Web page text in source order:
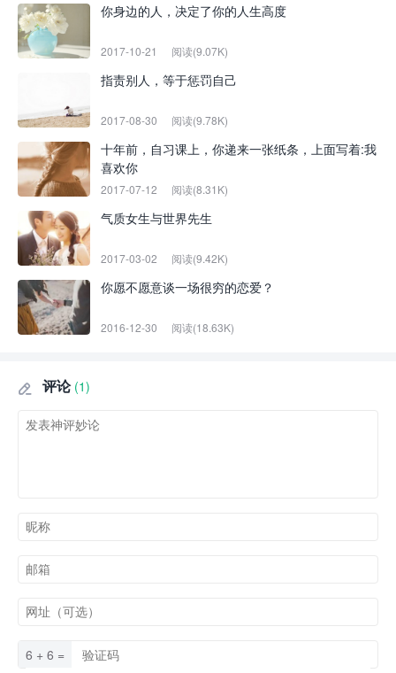
你身边的人，决定了你的人生高度
2017-10-21 阅读(9.07K)
指责别人，等于惩罚自己
2017-08-30 阅读(9.78K)
十年前，自习课上，你递来一张纸条，上面写着:我
喜欢你
2017-07-12 阅读(8.31K)
气质女生与世界先生
2017-03-02 阅读(9.42K)
你愿不愿意谈一场很穷的恋爱？
2016-12-30 阅读(18.63K)
 评论 (1)
6 + 6 =